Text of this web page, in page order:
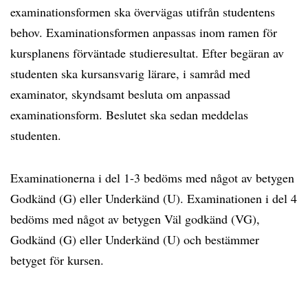
examinationsformen ska övervägas utifrån studentens
behov. Examinationsformen anpassas inom ramen för
kursplanens förväntade studieresultat. Efter begäran av
studenten ska kursansvarig lärare, i samråd med
examinator, skyndsamt besluta om anpassad
examinationsform. Beslutet ska sedan meddelas
studenten.
Examinationerna i del 1-3 bedöms med något av betygen
Godkänd (G) eller Underkänd (U). Examinationen i del 4
bedöms med något av betygen Väl godkänd (VG),
Godkänd (G) eller Underkänd (U) och bestämmer
betyget för kursen.